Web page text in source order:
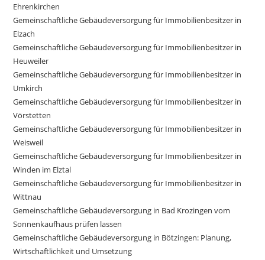
Ehrenkirchen
Gemeinschaftliche Gebäudeversorgung für Immobilienbesitzer in
Elzach
Gemeinschaftliche Gebäudeversorgung für Immobilienbesitzer in
Heuweiler
Gemeinschaftliche Gebäudeversorgung für Immobilienbesitzer in
Umkirch
Gemeinschaftliche Gebäudeversorgung für Immobilienbesitzer in
Vörstetten
Gemeinschaftliche Gebäudeversorgung für Immobilienbesitzer in
Weisweil
Gemeinschaftliche Gebäudeversorgung für Immobilienbesitzer in
Winden im Elztal
Gemeinschaftliche Gebäudeversorgung für Immobilienbesitzer in
Wittnau
Gemeinschaftliche Gebäudeversorgung in Bad Krozingen vom
Sonnenkaufhaus prüfen lassen
Gemeinschaftliche Gebäudeversorgung in Bötzingen: Planung,
Wirtschaftlichkeit und Umsetzung